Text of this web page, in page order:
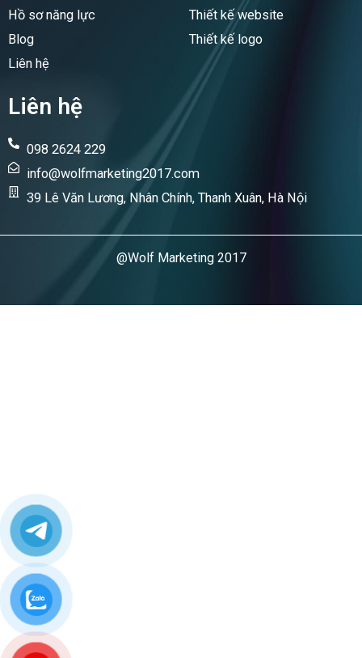
Hồ sơ năng lực
Blog
Liên hệ
Thiết kế website
Thiết kế logo
Liên hệ
098 2624 229
info@wolfmarketing2017.com
39 Lê Văn Lương, Nhân Chính, Thanh Xuân, Hà Nội
@Wolf Marketing 2017